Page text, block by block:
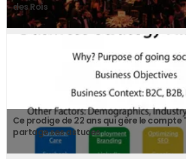
des Rois
Ce prodige de 22 ans qui gère le
partage ses astuces